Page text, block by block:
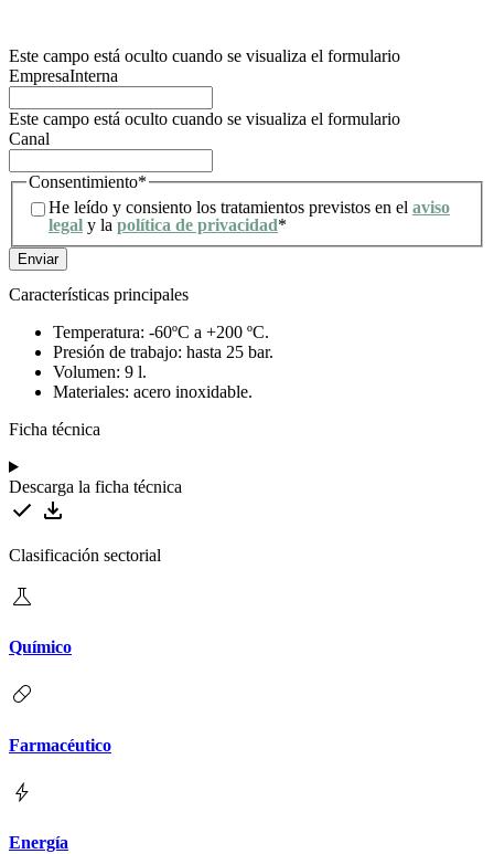
Este campo está oculto cuando se visualiza el formulario
EmpresaInterna
Este campo está oculto cuando se visualiza el formulario
Canal
Consentimiento*
He leído y consiento los tratamientos previstos en el aviso
legal y la política de privacidad*
Características principales
Temperatura: -60ºC a +200 ºC.
Presión de trabajo: hasta 25 bar.
Volumen: 9 l.
Materiales: acero inoxidable.
Ficha técnica
Descarga la ficha técnica
Clasificación sectorial
Químico
Farmacéutico
Energía